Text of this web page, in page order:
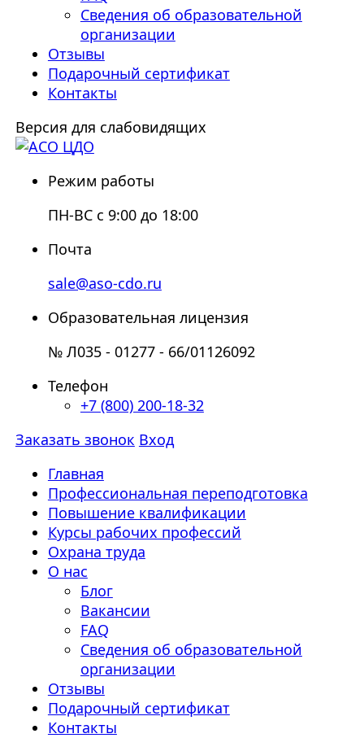
Сведения об образовательной
организации
Отзывы
Подарочный сертификат
Контакты
Версия для слабовидящих
Режим работы
ПН-ВС с 9:00 до 18:00
Почта
sale@aso-cdo.ru
Образовательная лицензия
№ Л035 - 01277 - 66/01126092
Телефон
+7 (800) 200-18-32
Заказать звонок Вход
Главная
Профессиональная переподготовка
Повышение квалификации
Курсы рабочих профессий
Охрана труда
О нас
Блог
Вакансии
FAQ
Сведения об образовательной
организации
Отзывы
Подарочный сертификат
Контакты